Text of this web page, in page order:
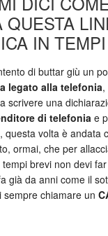
QUESTA
IN
di buttar giù un
legato alla telefonia,
scrivere una
di telefoniae
questa volta è andata
ormai, che per
brevi non devi
già da anni come il
chiamare un